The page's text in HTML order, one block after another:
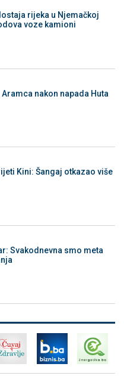
rijeka u Njemačkoj
voze kamioni
nakon napada Huta
Kini: Šangaj otkazao više
Svakodnevna smo meta